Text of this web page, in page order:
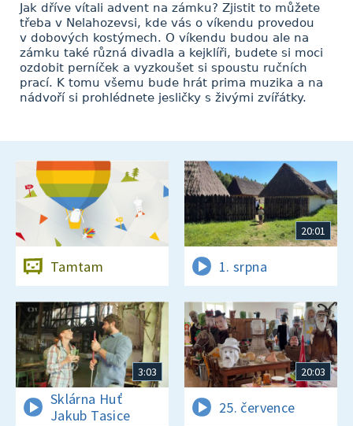
Jak dříve vítali advent na zámku? Zjistit to můžete
třeba v Nelahozevsi, kde vás o víkendu provedou
v dobových kostýmech. O víkendu budou ale na
zámku také různá divadla a kejklíři, budete si moci
ozdobit perníček a vyzkoušet si spoustu ručních
prací. K tomu všemu bude hrát prima muzika a na
nádvoří si prohlédnete jesličky s živými zvířátky.
Tamtam
20:01
1. srpna
3:03
Sklárna Huť
Jakub Tasice
20:03
25. července